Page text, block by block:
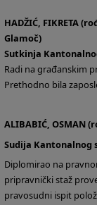
HADŽIĆ, FIKRETA
Glamoč)
Sutkinja
Radi na građanskim
Prethodno bila
ALIBABIĆ, OSMAN
Sudija Kantonalnog
Diplomirao na
pripravnički staž
pravosudni ispit